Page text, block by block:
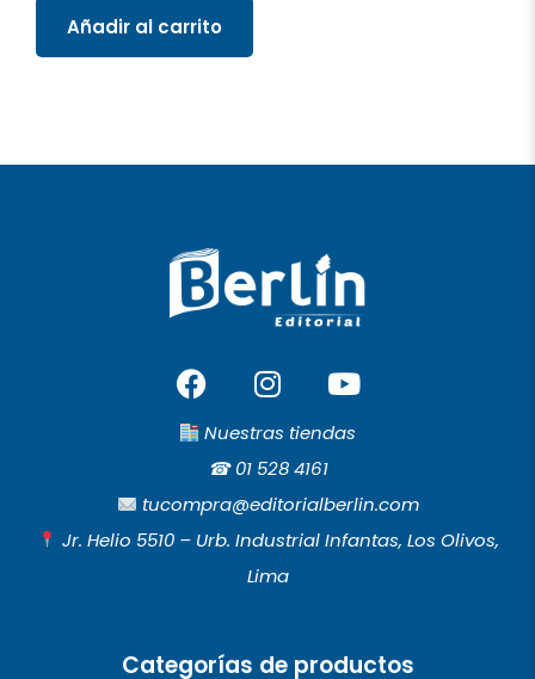
Añadir al carrito
F
a
c
b
o
o
I
n
s
t
a
g
r
a
Y
o
u
u
b
e
Nuestras tiendas
☎︎01 528 4161
tucompra@editorialberlin.com
Jr. Helio 5510 – Urb. Industrial Infantas, Los Olivos,
Lima
Categorías de productos